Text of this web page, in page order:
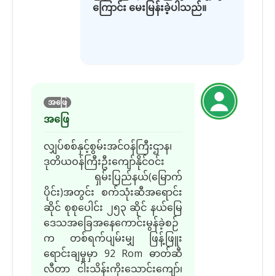
ကြောင်း မေးမြန်းခဲ့ပါသည်။
အဖြေ
အဖြေ
လျှပ်စစ်နှင့်စွမ်းအင်ဝန်ကြီးဌာန၊
ဒုတိယဝန်ကြီးဦးကျော်နိုင်ဝင်း
ရှမ်းပြည်နယ်(မြောက်
ပိုင်း)အတွင်း စက်သုံးဆီအရောင်း
ဆိုင် စုစုပေါင်း ၂၅၃ ဆိုင် နယ်မြေ
ဒေသအခြေအနေကောင်းမွန်ခဲ့စဉ်
က တစ်ရက်ပျမ်းမျှ ဖြန့်ဖြူး
ရောင်းချမှုမှာ 92 Rom ဓာတ်ဆီ
လီတာ ငါးသိန်းကိုးသောင်းကျော်၊